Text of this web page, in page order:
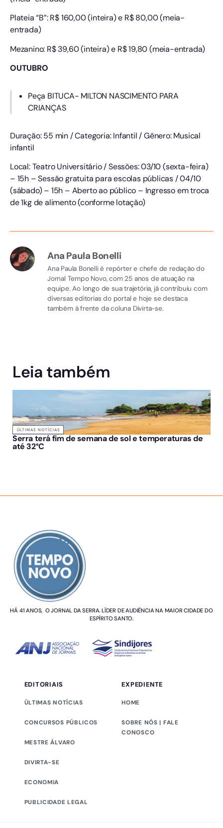
Plateia “B”: R$ 160,00 (inteira) e R$ 80,00 (meia-
entrada)
Mezanino: R$ 39,60 (inteira) e R$ 19,80 (meia-entrada)
OUTUBRO
Peça BITUCA- MILTON NASCIMENTO PARA
CRIANÇAS
Duração: 55 min / Categoria: Infantil / Gênero: Musical
infantil
Local: Teatro Universitário / Sessões: 03/10 (sexta-feira)
– 15h – Sessão gratuita para escolas públicas / 04/10
(sábado) – 15h – Aberto ao público – Ingresso em troca
de 1kg de alimento (conforme lotação)
Ana Paula Bonelli
Ana Paula Bonelli é repórter e chefe de redação do
Jornal Tempo Novo, com 25 anos de atuação na
equipe. Ao longo de sua trajetória, já contribuiu com
diversas editorias do portal e hoje se destaca
também à frente da coluna Divirta-se.
Leia também
ÚLTIMAS NOTÍCIAS
Serra terá fim de semana de sol e temperaturas de
até 32°C
HÁ 41 ANOS, O JORNAL DA SERRA. LÍDER DE AUDIÊNCIA NA MAIOR CIDADE DO
ESPÍRITO SANTO.
EDITORIAIS
ÚLTIMAS NOTÍCIAS
CONCURSOS PÚBLICOS
MESTRE ÁLVARO
DIVIRTA-SE
ECONOMIA
PUBLICIDADE LEGAL
EXPEDIENTE
HOME
SOBRE NÓS | FALE
CONOSCO